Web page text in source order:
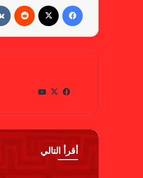
في
وك
X
أقرأ التالي